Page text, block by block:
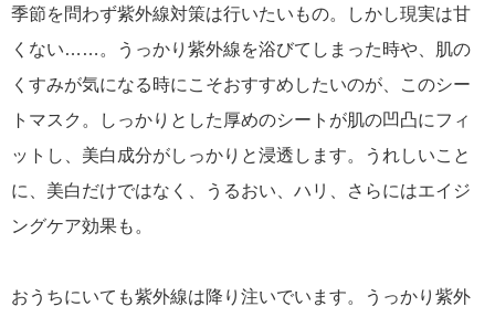
季節を問わず紫外線対策は行いたいもの。しかし現実は甘
くない……。うっかり紫外線を浴びてしまった時や、肌の
くすみが気になる時にこそおすすめしたいのが、このシー
トマスク。しっかりとした厚めのシートが肌の凹凸にフィ
ットし、美白成分がしっかりと浸透します。うれしいこと
に、美白だけではなく、うるおい、ハリ、さらにはエイジ
ングケア効果も。
おうちにいても紫外線は降り注いでいます。うっかり紫外